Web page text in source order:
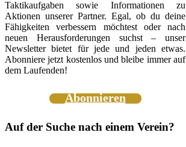
Taktikaufgaben sowie Informationen zu
Aktionen unserer Partner. Egal, ob du deine
Fähigkeiten verbessern möchtest oder nach
neuen Herausforderungen suchst – unser
Newsletter bietet für jede und jeden etwas.
Abonniere jetzt kostenlos und bleibe immer auf
dem Laufenden!
Abonnieren
Auf der Suche nach einem Verein?